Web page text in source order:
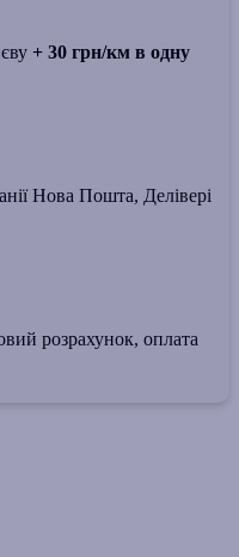
+ 30 грн/км в одну
Нова Пошта, Делівері
розрахунок, оплата